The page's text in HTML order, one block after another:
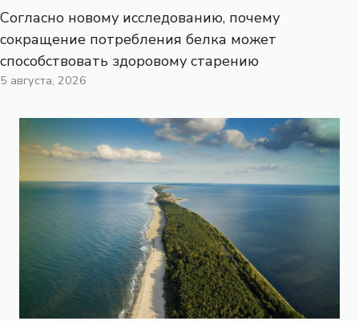
Согласно новому исследованию, почему
сокращение потребления белка может
способствовать здоровому старению
5 августа, 2026